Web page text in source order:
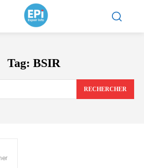
Tag: BSIR
RECHERCHER